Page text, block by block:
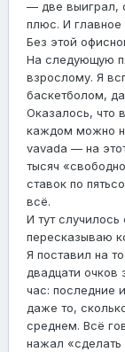
— две выиграл,
плюс. И
Без этой
На следующую
взрослому. Я
баскетболом,
Оказалось, что
каждом можно
vavada — на
тысяч
ставок по
всё.
И тут
пересказываю
Я поставил на
двадцати очков
час: последние
даже то,
среднем. Всё
нажал «сделать